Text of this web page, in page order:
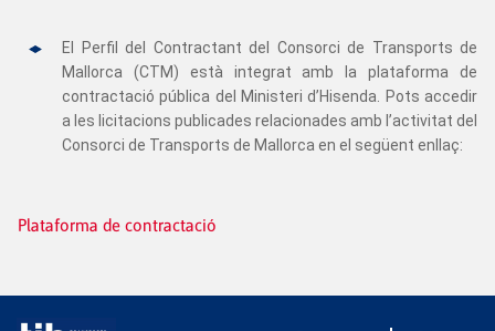
El Perfil del Contractant del Consorci de Transports de
Mallorca (CTM) està integrat amb la plataforma de
contractació pública del Ministeri d’Hisenda. Pots accedir
a les licitacions publicades relacionades amb l’activitat del
Consorci de Transports de Mallorca en el següent enllaç:
Plataforma de contractació